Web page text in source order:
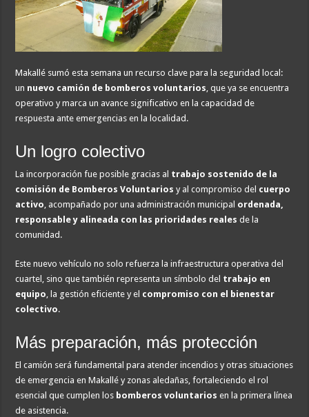
Makallé sumó esta semana un recurso clave para la seguridad local:
un nuevo camión de bomberos voluntarios, que ya se encuentra
operativo y marca un avance significativo en la capacidad de
respuesta ante emergencias en la localidad.
Un logro colectivo
La incorporación fue posible gracias al trabajo sostenido de la
comisión de Bomberos Voluntarios y al compromiso del cuerpo
activo, acompañado por una administración municipal ordenada,
responsable y alineada con las prioridades reales de la
comunidad.
Este nuevo vehículo no solo refuerza la infraestructura operativa del
cuartel, sino que también representa un símbolo del trabajo en
equipo, la gestión eficiente y el compromiso con el bienestar
colectivo.
Más preparación, más protección
El camión será fundamental para atender incendios y otras situaciones
de emergencia en Makallé y zonas aledañas, fortaleciendo el rol
esencial que cumplen los bomberos voluntarios en la primera línea
de asistencia.